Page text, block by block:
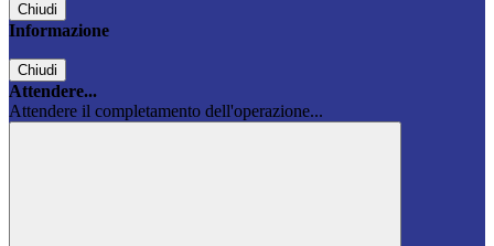
Chiudi
Informazione
Chiudi
Attendere...
Attendere il completamento dell'operazione...